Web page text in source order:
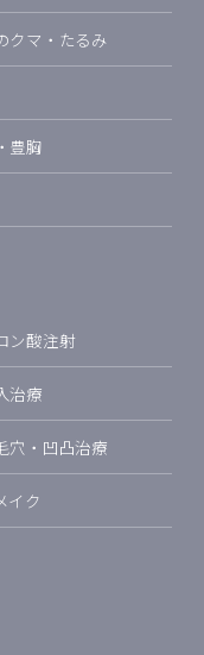
クマ・たるみ
豊胸
ン酸注射
治療
穴・凹凸治療
イク